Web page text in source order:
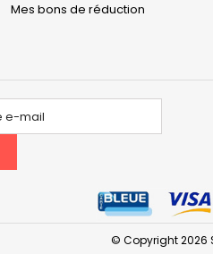
© Copyright 2026
Mes bons de réduction